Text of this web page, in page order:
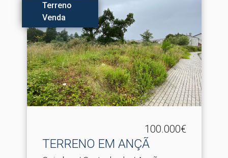
Terreno
Venda
100.000€
TERRENO EM ANÇÃ